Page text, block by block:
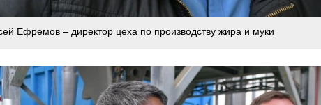
Ефремов – директор цеха по производству жира и муки